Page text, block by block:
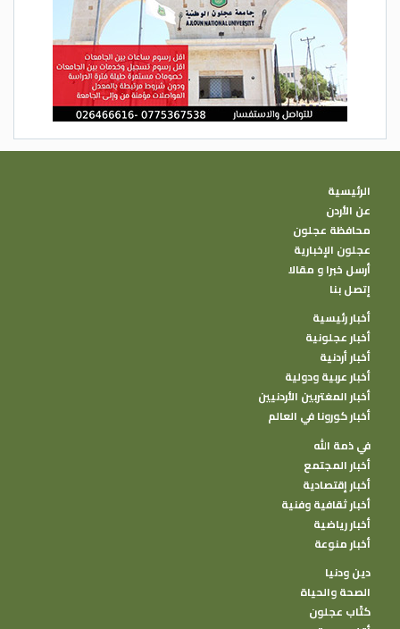
الرئيسية
عن الأردن
محافظة عجلون
عجلون الإخبارية
أرسل خبرا و مقالا
إتصل بنا
أخبار رئيسية
أخبار عجلونية
أخبار أردنية
أخبار عربية ودولية
أخبار المغتربين الأردنيين
أخبار كورونا في العالم
في ذمة الله
أخبار المجتمع
أخبار إقتصادية
أخبار ثقافية وفنية
أخبار رياضية
أخبار منوعة
دين ودنيا
الصحة والحياة
كتًاب عجلون